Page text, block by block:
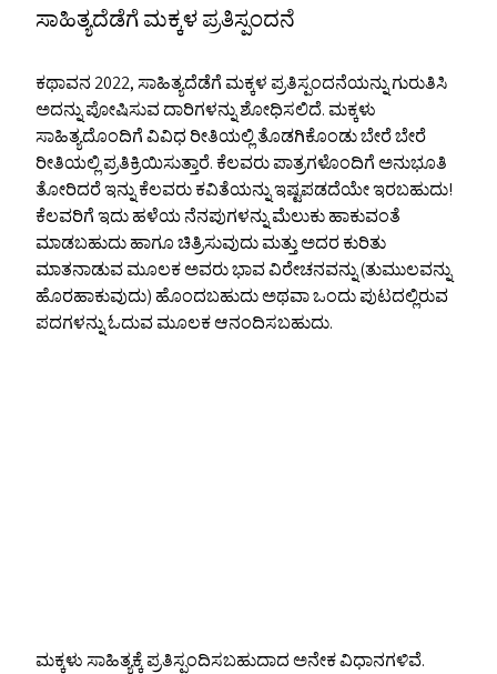
ಸಾಹಿತ್ಯದೆಡೆಗೆ ಮಕ್ಕಳ ಪ್ರತಿಸ್ಪಂದನೆ
ಕಥಾವನ 2022, ಸಾಹಿತ್ಯದೆಡೆಗೆ ಮಕ್ಕಳ ಪ್ರತಿಸ್ಪಂದನೆಯನ್ನು ಗುರುತಿಸಿ
ಅದನ್ನು ಪೋಷಿಸುವ ದಾರಿಗಳನ್ನು ಶೋಧಿಸಲಿದೆ. ಮಕ್ಕಳು
ಸಾಹಿತ್ಯದೊಂದಿಗೆ ವಿವಿಧ ರೀತಿಯಲ್ಲಿ ತೊಡಗಿಕೊಂಡು ಬೇರೆ ಬೇರೆ
ರೀತಿಯಲ್ಲಿ ಪ್ರತಿಕ್ರಿಯಿಸುತ್ತಾರೆ. ಕೆಲವರು ಪಾತ್ರಗಳೊಂದಿಗೆ ಅನುಭೂತಿ
ತೋರಿದರೆ ಇನ್ನು ಕೆಲವರು ಕವಿತೆಯನ್ನು ಇಷ್ಟಪಡದೆಯೇ ಇರಬಹುದು!
ಕೆಲವರಿಗೆ ಇದು ಹಳೆಯ ನೆನಪುಗಳನ್ನು ಮೆಲುಕು ಹಾಕುವಂತೆ
ಮಾಡಬಹುದು ಹಾಗೂ ಚಿತ್ರಿಸುವುದು ಮತ್ತು ಅದರ ಕುರಿತು
ಮಾತನಾಡುವ ಮೂಲಕ ಅವರು ಭಾವ ವಿರೇಚನವನ್ನು (ತುಮುಲವನ್ನು
ಹೊರಹಾಕುವುದು) ಹೊಂದಬಹುದು ಅಥವಾ ಒಂದು ಪುಟದಲ್ಲಿರುವ
ಪದಗಳನ್ನು ಓದುವ ಮೂಲಕ ಆನಂದಿಸಬಹುದು.
ಮಕ್ಕಳು ಸಾಹಿತ್ಯಕ್ಕೆ ಪ್ರತಿಸ್ಪಂದಿಸಬಹುದಾದ ಅನೇಕ ವಿಧಾನಗಳಿವೆ.